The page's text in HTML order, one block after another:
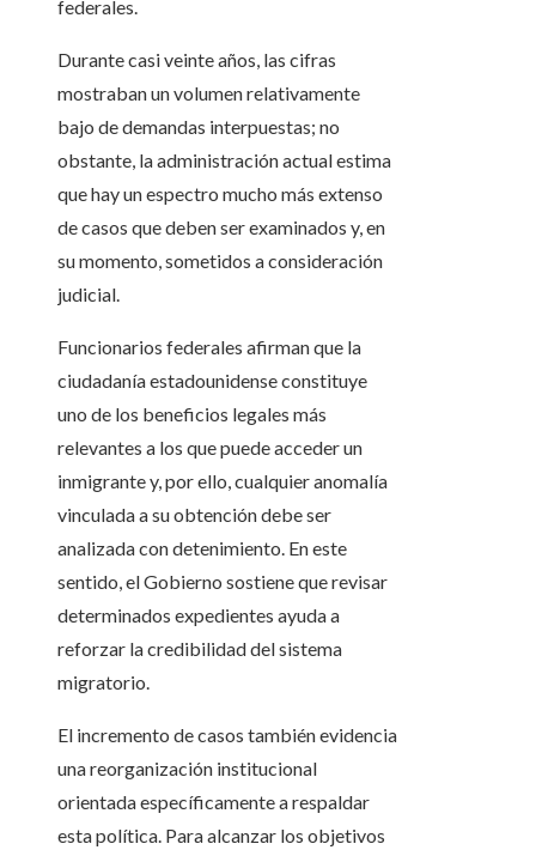
federales.
Durante casi veinte años, las cifras
mostraban un volumen relativamente
bajo de demandas interpuestas; no
obstante, la administración actual estima
que hay un espectro mucho más extenso
de casos que deben ser examinados y, en
su momento, sometidos a consideración
judicial.
Funcionarios federales afirman que la
ciudadanía estadounidense constituye
uno de los beneficios legales más
relevantes a los que puede acceder un
inmigrante y, por ello, cualquier anomalía
vinculada a su obtención debe ser
analizada con detenimiento. En este
sentido, el Gobierno sostiene que revisar
determinados expedientes ayuda a
reforzar la credibilidad del sistema
migratorio.
El incremento de casos también evidencia
una reorganización institucional
orientada específicamente a respaldar
esta política. Para alcanzar los objetivos